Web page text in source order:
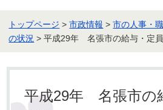
トップページ >市政情報 >市の人事・
の状況 > 平成29年 名張市の給与・定
平成29年 名張市の